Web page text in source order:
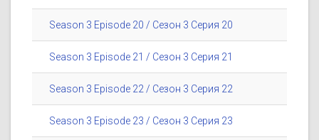
Season 3 Episode 20 / Сезон 3 Серия 20
Season 3 Episode 21 / Сезон 3 Серия 21
Season 3 Episode 22 / Сезон 3 Серия 22
Season 3 Episode 23 / Сезон 3 Серия 23